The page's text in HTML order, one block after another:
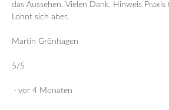
das Aussehen. Vielen Dank. Hinweis Praxis
Lohnt sich aber.
Martin Grönhagen
5/5
· vor 4 Monaten